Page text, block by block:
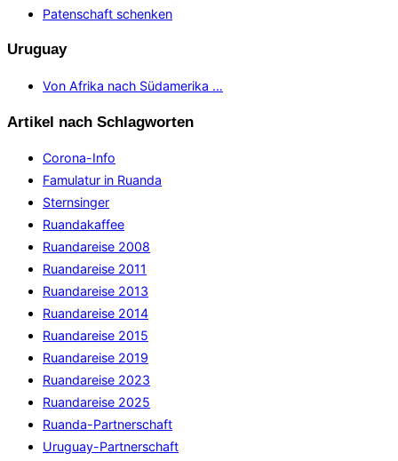
Patenschaft schenken
Uruguay
Von Afrika nach Südamerika …
Artikel nach Schlagworten
Corona-Info
Famulatur in Ruanda
Sternsinger
Ruandakaffee
Ruandareise 2008
Ruandareise 2011
Ruandareise 2013
Ruandareise 2014
Ruandareise 2015
Ruandareise 2019
Ruandareise 2023
Ruandareise 2025
Ruanda-Partnerschaft
Uruguay-Partnerschaft